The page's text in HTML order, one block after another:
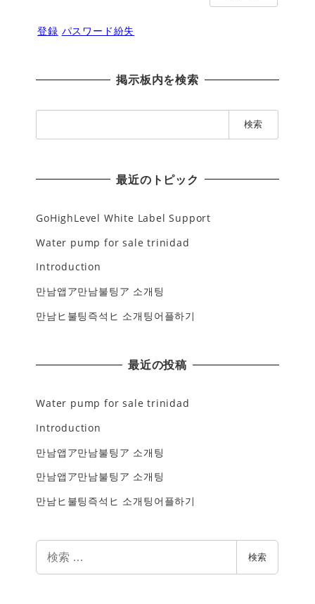
登録 パスワード紛失
掲示板内を検索
索
最近のトピック
GoHighLevel White Label Support
Water pump for sale trinidad
Introduction
만남앱ア만남불팅ア 소개팅
만남ヒ불팅즉석ヒ 소개팅어플하기
最近の投稿
Water pump for sale trinidad
Introduction
만남앱ア만남불팅ア 소개팅
만남앱ア만남불팅ア 소개팅
만남ヒ불팅즉석ヒ 소개팅어플하기
検索